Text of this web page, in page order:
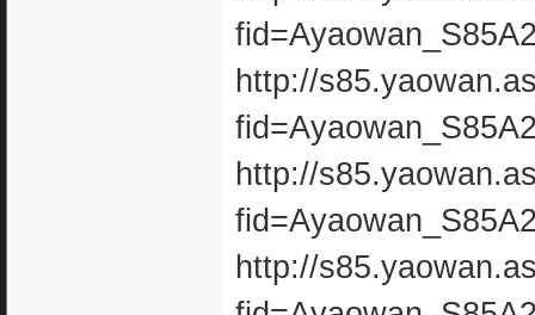
http://
http://
http://